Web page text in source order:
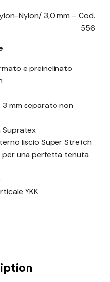
Nylon/ 3,0 mm – Cod.
556
e preinclinato
mm separato non
Supratex
liscio Super Stretch
per una perfetta tenuta
YKK